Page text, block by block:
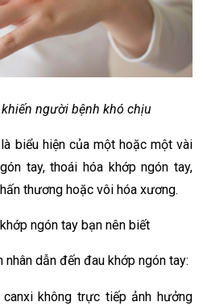
người bệnh khó chịu
biểu hiện của một hoặc một vài
tay, thoái hóa khớp ngón tay,
thương hoặc vôi hóa xương.
ngón tay bạn nên biết
dẫn đến đau khớp ngón tay:
canxi không trực tiếp ảnh hưởng